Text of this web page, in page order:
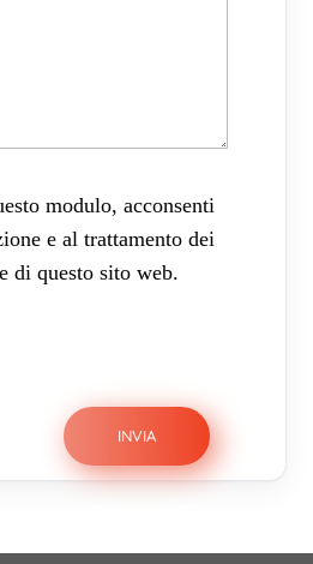
modulo, acconsenti
e al trattamento dei
di questo sito web.